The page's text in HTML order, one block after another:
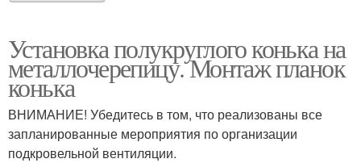
Установка полукруглого конька на
металлочерепицу. Монтаж планок
конька
ВНИМАНИЕ! Убедитесь в том, что реализованы все
запланированные мероприятия по организации
подкровельной вентиляции.